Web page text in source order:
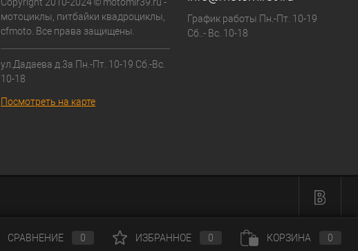
Copyright 2010-2024 © motomir39.ru -
мотоциклы, питбайки квадроциклы,
cfmoto. Все права защищены.
ул.Дадаева д.3а Пн.-Пт. 10-19 Сб.-Вс.
10-18
Посмотреть на карте
График работы Пн.-Пт. 10-19
Сб..- Вс. 10-18
СРАВНЕНИЕ 0 ИЗБРАННОЕ 0 КОРЗИНА 0